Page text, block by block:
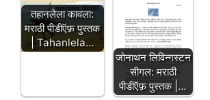
तहानलेला कावला:
मराठी पीडीऍफ़ पुस्तक
| Tahanlela…
जोनाथन लिविन्गस्टन
सीगल: मराठी
पीडीऍफ़ पुस्तक |…